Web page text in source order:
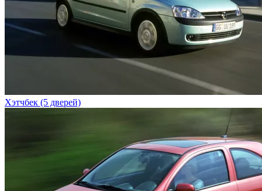
Хэтчбек (5 дверей)